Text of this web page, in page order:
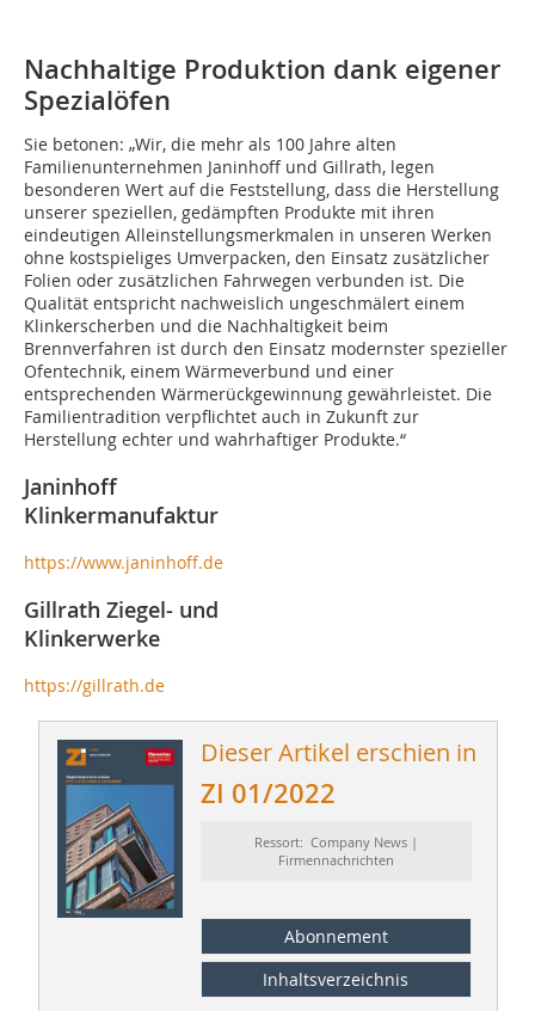
Nachhaltige Produktion dank eigener
Spezialöfen
Sie betonen: „Wir, die mehr als 100 Jahre alten
Familienunternehmen Janinhoff und Gillrath, legen
besonderen Wert auf die Feststellung, dass die Herstellung
unserer speziellen, gedämpften Produkte mit ihren
eindeutigen Alleinstellungsmerkmalen in unseren Werken
ohne kostspieliges Umverpacken, den Einsatz zusätzlicher
Folien oder zusätzlichen Fahrwegen verbunden ist. Die
Qualität entspricht nachweislich ungeschmälert einem
Klinkerscherben und die Nachhaltigkeit beim
Brennverfahren ist durch den Einsatz modernster spezieller
Ofentechnik, einem Wärmeverbund und einer
entsprechenden Wärmerückgewinnung gewährleistet. Die
Familientradition verpflichtet auch in Zukunft zur
Herstellung echter und wahrhaftiger Produkte.“
Janinhoff
Klinkermanufaktur
https://www.janinhoff.de
Gillrath Ziegel- und
Klinkerwerke
https://gillrath.de
Dieser Artikel erschien in
ZI 01/2022
Ressort: Company News |
Firmennachrichten
Abonnement
Inhaltsverzeichnis